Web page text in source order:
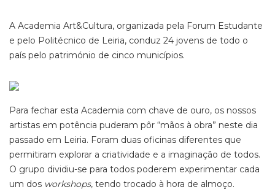
A Academia Art&Cultura, organizada pela Forum Estudante
e pelo Politécnico de Leiria, conduz 24 jovens de todo o
país pelo património de cinco municípios.
Para fechar esta Academia com chave de ouro, os nossos
artistas em potência puderam pôr “mãos à obra” neste dia
passado em Leiria. Foram duas oficinas diferentes que
permitiram explorar a criatividade e a imaginação de todos.
O grupo dividiu-se para todos poderem experimentar cada
um dos workshops, tendo trocado à hora de almoço.